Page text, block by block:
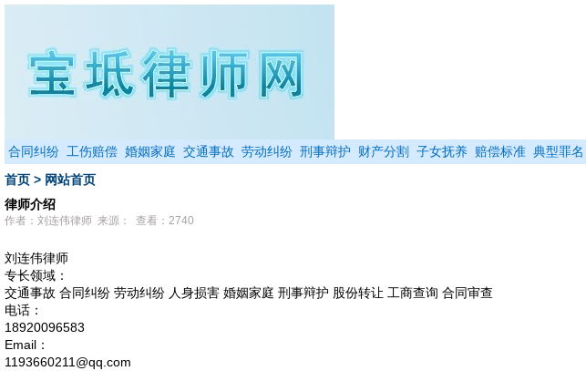
合同纠纷 工伤赔偿 婚姻家庭 交通事故 劳动纠纷 刑事辩护 财产分割 子女抚养 赔偿标准 典型罪名
首页 > 网站首页
律师介绍
作者：刘连伟律师 来源： 查看：2740
刘连伟律师
专长领域：
交通事故 合同纠纷 劳动纠纷 人身损害 婚姻家庭 刑事辩护 股份转让 工商查询 合同审查
电话：
18920096583
Email：
1193660211@qq.com